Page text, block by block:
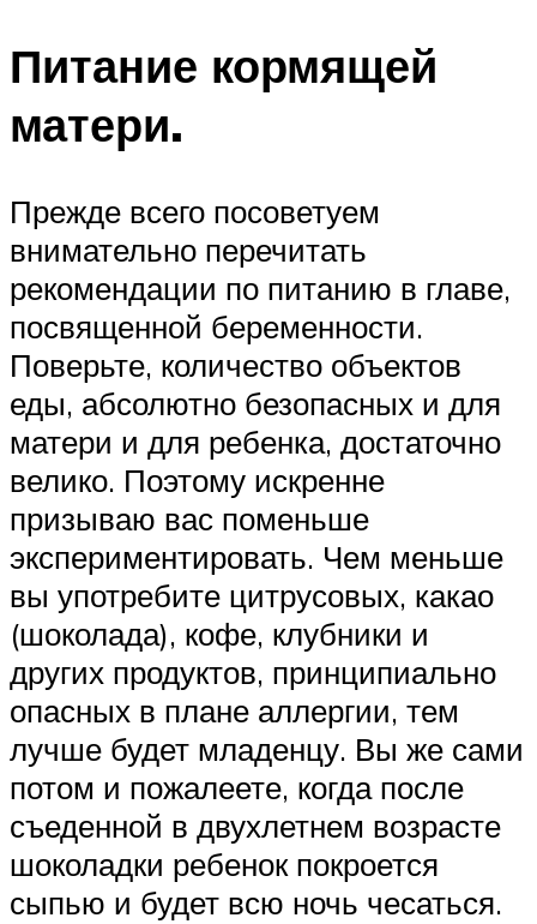
Питание кормящей
матери.
Прежде всего посоветуем
внимательно перечитать
рекомендации по питанию в главе,
посвященной беременности.
Поверьте, количество объектов
еды, абсолютно безопасных и для
матери и для ребенка, достаточно
велико. Поэтому искренне
призываю вас поменьше
экспериментировать. Чем меньше
вы употребите цитрусовых, какао
(шоколада), кофе, клубники и
других продуктов, принципиально
опасных в плане аллергии, тем
лучше будет младенцу. Вы же сами
потом и пожалеете, когда после
съеденной в двухлетнем возрасте
шоколадки ребенок покроется
сыпью и будет всю ночь чесаться.